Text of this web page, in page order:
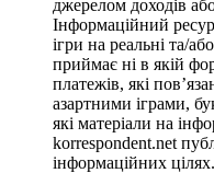
джерелом доходів
Інформаційний
ігри на реальні та/
приймає ні в якій
платежів, які
азартними іграми,
які матеріали на
korrespondent.net
інформаційних цілях.